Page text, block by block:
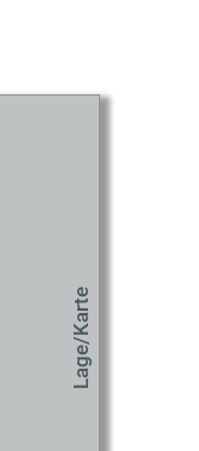
Lage/Karte